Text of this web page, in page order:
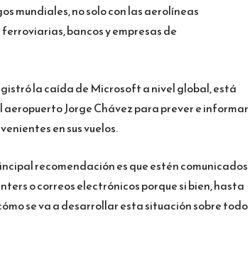
mundiales, no solo con las aerolíneas
bancos y empresas de
la caída de Microsoft a nivel global, está
Jorge Chávez para prever e informar
en sus vuelos.
recomendación es que estén comunicados
o correos electrónicos porque si bien, hasta
se va a desarrollar esta situación sobre todo